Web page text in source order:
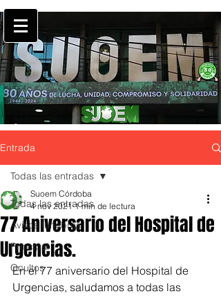
Entrada
Todas las entradas
Avisos fúnebres
Principal
Ocultos
Todas las entradas
77 Aniversario del Hospital de
Urgencias.
Suoem Córdoba
4 nov 2021 1 min de lectura
En el 77 aniversario del Hospital de
Urgencias, saludamos a todas las